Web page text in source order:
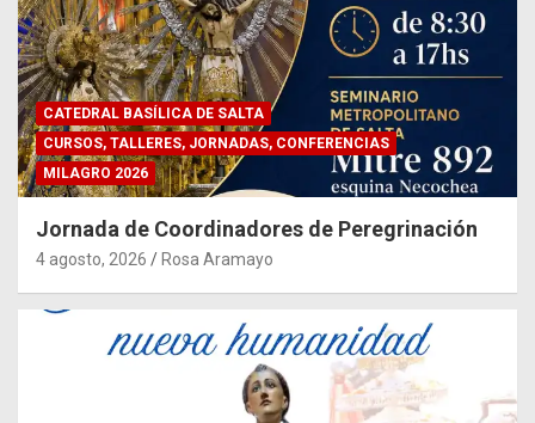
CATEDRAL BASÍLICA DE SALTA
CURSOS, TALLERES, JORNADAS, CONFERENCIAS
MILAGRO 2026
Jornada de Coordinadores de Peregrinación
4 agosto, 2026 Rosa Aramayo